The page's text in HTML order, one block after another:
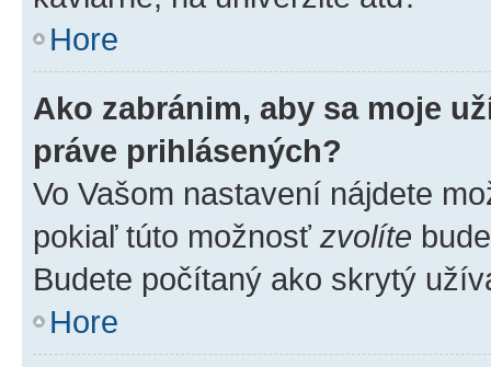
Hore
Ako zabránim, aby sa moje
práve prihlásených?
Vo Vašom nastavení nájdete
pokiaľ túto možnosť zvolíte
Budete počítaný ako skrytý
Hore